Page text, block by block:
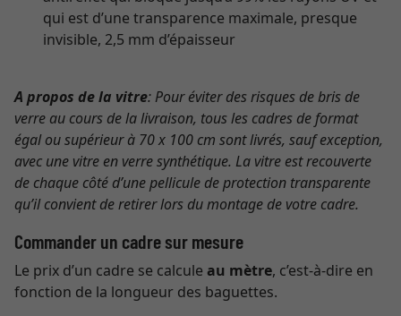
qui est d’une transparence maximale, presque
invisible, 2,5 mm d’épaisseur
A propos de la vitre: Pour éviter des risques de bris de
verre au cours de la livraison, tous les cadres de format
égal ou supérieur à 70 x 100 cm sont livrés, sauf exception,
avec une vitre en verre synthétique. La vitre est recouverte
de chaque côté d’une pellicule de protection transparente
qu’il convient de retirer lors du montage de votre cadre.
Commander un cadre sur mesure
Le prix d’un cadre se calcule au mètre, c’est-à-dire en
fonction de la longueur des baguettes.